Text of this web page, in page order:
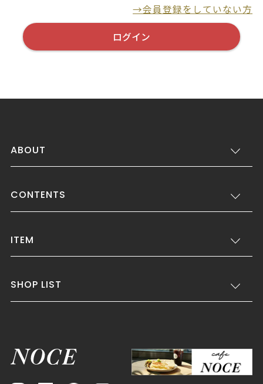
→会員登録をしていない方
ABOUT
CONTENTS
ITEM
SHOP LIST